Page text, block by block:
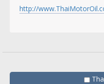
http://